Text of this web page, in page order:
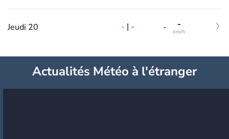
Jeudi 20 - | - - -
km/h
Actualités Météo à l'étranger